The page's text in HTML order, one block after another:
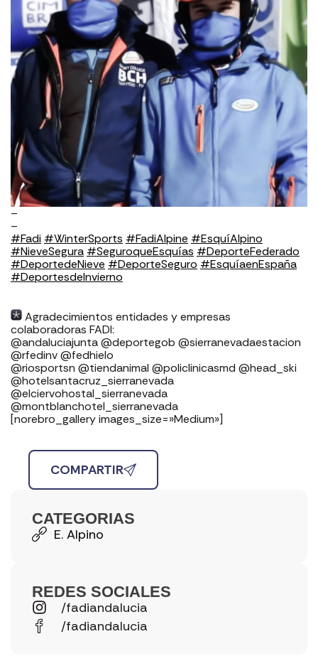
–
–
#Fadi #WinterSports #FadiAlpine #EsquíAlpino
#NieveSegura #SeguroqueEsquías #DeporteFederado
#DeportedeNieve #DeporteSeguro #EsquíaenEspaña
#DeportesdeInvierno
Agradecimientos entidades y empresas
colaboradoras FADI: ⁣⁣⁣⁣⁣⁣⁣⁣⁣⁣⁣⁣⁣⁣⁣⁣⁣⁣
⁣⁣⁣⁣@andaluciajunta @deportegob ⁣⁣⁣@sierranevadaestacion
@rfedinv @fedhielo ⁣⁣⁣⁣⁣⁣⁣⁣⁣⁣⁣⁣⁣⁣⁣⁣⁣
@riosportsn @tiendanimal @policlinicasmd @head_ski
@hotelsantacruz_sierranevada
@elciervohostal_sierranevada
@montblanchotel_sierranevada
[norebro_gallery images_size=»Medium»]
COMPARTIR
CATEGORIAS
E. Alpino
REDES SOCIALES
/fadiandalucia
/fadiandalucia